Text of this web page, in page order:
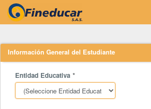
Información General del Estudiante
Entidad Educativa